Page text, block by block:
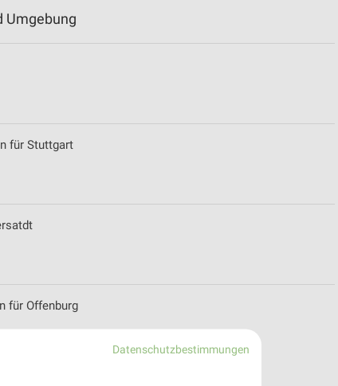
Umgebung
für Stutt­gart
für Offenburg
Datenschutzbestimmungen